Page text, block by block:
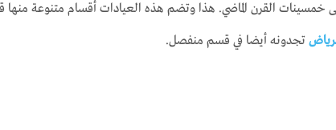
القرن الماضي. هذا وتضم هذه العيادات أقسام متنوعة منها
تجدونه أيضا في قسم منفصل.